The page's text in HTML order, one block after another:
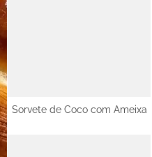
Sorvete de Coco com Ameixa